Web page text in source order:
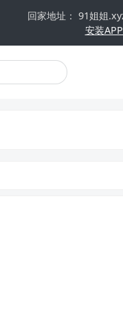
回家地址： 91姐姐
安装